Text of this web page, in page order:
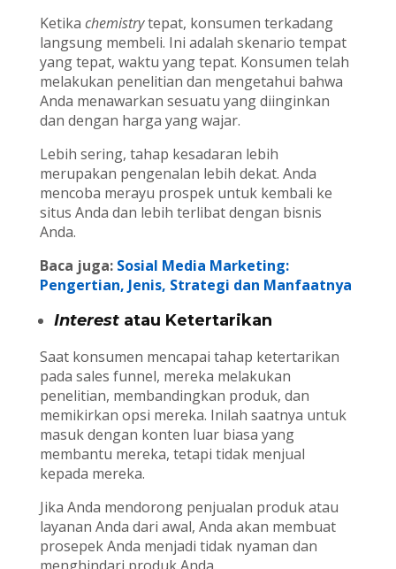
Ketika chemistrytepat, konsumen terkadang
langsung membeli. Ini adalah skenario tempat
yang tepat, waktu yang tepat. Konsumen telah
melakukan penelitian dan mengetahui bahwa
Anda menawarkan sesuatu yang diinginkan
dan dengan harga yang wajar.
Lebih sering, tahap kesadaran lebih
merupakan pengenalan lebih dekat. Anda
mencoba merayu prospek untuk kembali ke
situs Anda dan lebih terlibat dengan bisnis
Anda.
Baca juga: Sosial Media Marketing:
Pengertian, Jenis, Strategi dan Manfaatnya
Interest atau Ketertarikan
Saat konsumen mencapai tahap ketertarikan
pada sales funnel, mereka melakukan
penelitian, membandingkan produk, dan
memikirkan opsi mereka. Inilah saatnya untuk
masuk dengan konten luar biasa yang
membantu mereka, tetapi tidak menjual
kepada mereka.
Jika Anda mendorong penjualan produk atau
layanan Anda dari awal, Anda akan membuat
prosepek Anda menjadi tidak nyaman dan
menghindari produk Anda.